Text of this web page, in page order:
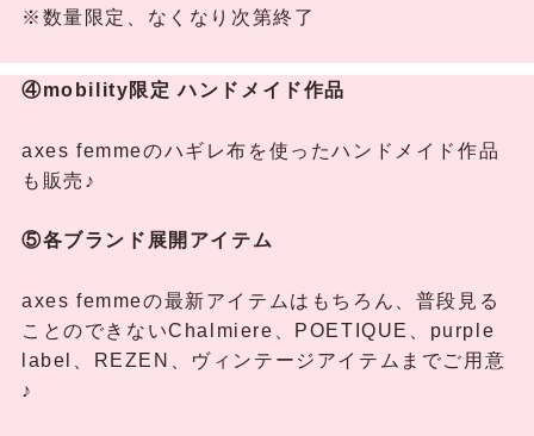
※数量限定、なくなり次第終了
④mobility限定 ハンドメイド作品
axes femmeのハギレ布を使ったハンドメイド作品
も販売♪
⑤各ブランド展開アイテム
axes femmeの最新アイテムはもちろん、普段見る
ことのできないChalmiere、POETIQUE、purple
label、REZEN、ヴィンテージアイテムまでご用意
♪